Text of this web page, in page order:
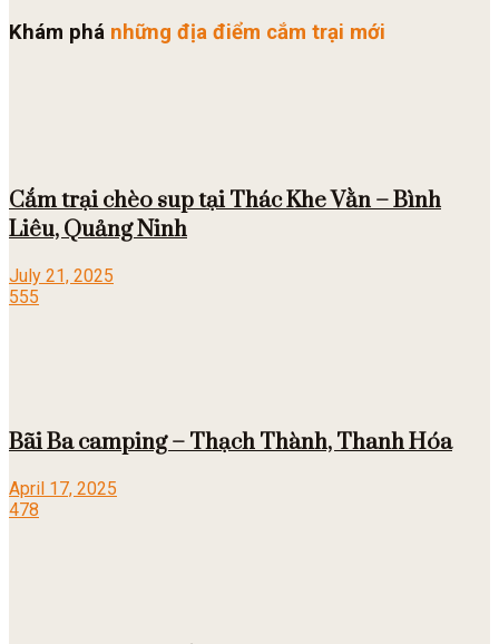
Khám phá những địa điểm cắm trại mới
Cắm trại chèo sup tại Thác Khe Vằn – Bình
Liêu, Quảng Ninh
July 21, 2025
555
Bãi Ba camping – Thạch Thành, Thanh Hóa
April 17, 2025
478